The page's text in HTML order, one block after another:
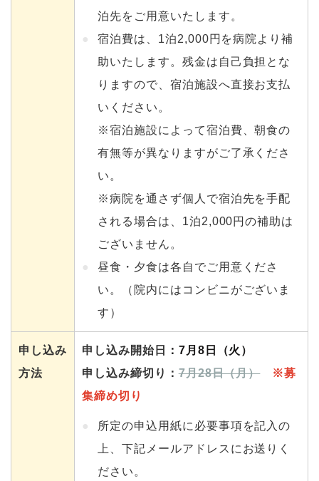
泊先をご用意いたします。
宿泊費は、1泊2,000円を病院より補
助いたします。残金は自己負担とな
りますので、宿泊施設へ直接お支払
いください。
※宿泊施設によって宿泊費、朝食の
有無等が異なりますがご了承くださ
い。
※病院を通さず個人で宿泊先を手配
される場合は、1泊2,000円の補助は
ございません。
昼食・夕食は各自でご用意くださ
い。（院内にはコンビニがございま
す）
申し込み
方法
申し込み開始日
：7月8日（火）
申し込み締切り：7月28日（月）
※募
集締め切り
所定の申込用紙に必要事項を記入の
上、下記メールアドレスにお送りく
ださい。